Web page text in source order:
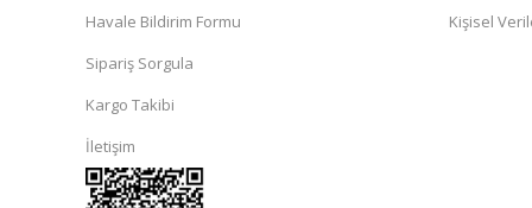
Havale Bildirim Formu
Sipariş Sorgula
Kargo Takibi
İletişim
Kişisel